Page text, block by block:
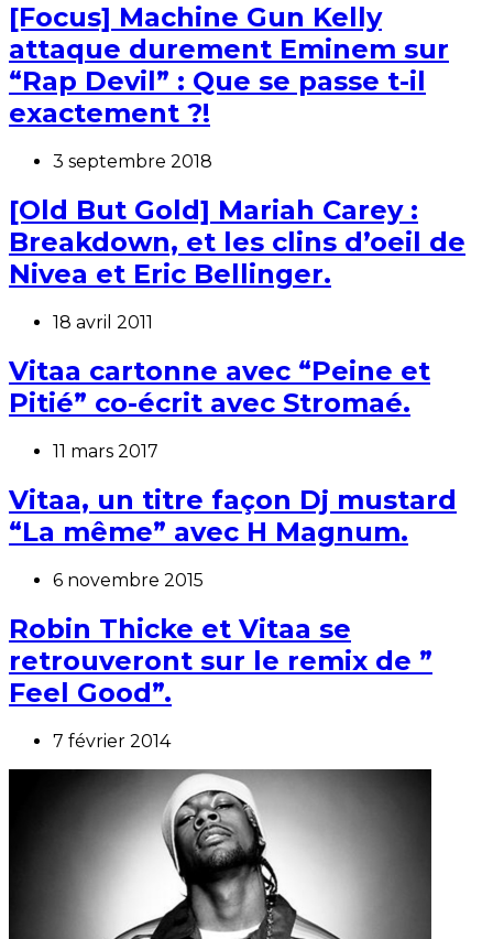
[Focus] Machine Gun Kelly
attaque durement Eminem sur
“Rap Devil” : Que se passe t-il
exactement ?!
3 septembre 2018
[Old But Gold] Mariah Carey :
Breakdown, et les clins d’oeil de
Nivea et Eric Bellinger.
18 avril 2011
Vitaa cartonne avec “Peine et
Pitié” co-écrit avec Stromaé.
11 mars 2017
Vitaa, un titre façon Dj mustard
“La même” avec H Magnum.
6 novembre 2015
Robin Thicke et Vitaa se
retrouveront sur le remix de ”
Feel Good”.
7 février 2014